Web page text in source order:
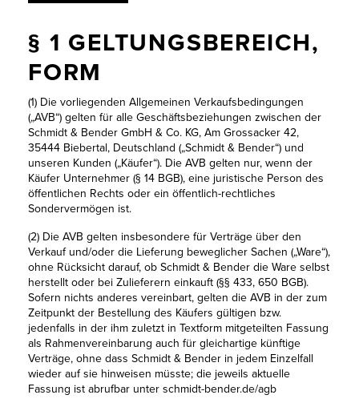
§ 1 GELTUNGSBEREICH,
FORM
(1) Die vorliegenden Allgemeinen Verkaufsbedingungen
(„AVB“) gelten für alle Geschäftsbeziehungen zwischen der
Schmidt & Bender GmbH & Co. KG, Am Grossacker 42,
35444 Biebertal, Deutschland („Schmidt & Bender“) und
unseren Kunden („Käufer“). Die AVB gelten nur, wenn der
Käufer Unternehmer (§ 14 BGB), eine juristische Person des
öffentlichen Rechts oder ein öffentlich-rechtliches
Sondervermögen ist.
(2) Die AVB gelten insbesondere für Verträge über den
Verkauf und/oder die Lieferung beweglicher Sachen („Ware“),
ohne Rücksicht darauf, ob Schmidt & Bender die Ware selbst
herstellt oder bei Zulieferern einkauft (§§ 433, 650 BGB).
Sofern nichts anderes vereinbart, gelten die AVB in der zum
Zeitpunkt der Bestellung des Käufers gültigen bzw.
jedenfalls in der ihm zuletzt in Textform mitgeteilten Fassung
als Rahmenvereinbarung auch für gleichartige künftige
Verträge, ohne dass Schmidt & Bender in jedem Einzelfall
wieder auf sie hinweisen müsste; die jeweils aktuelle
Fassung ist abrufbar unter schmidt-bender.de/agb